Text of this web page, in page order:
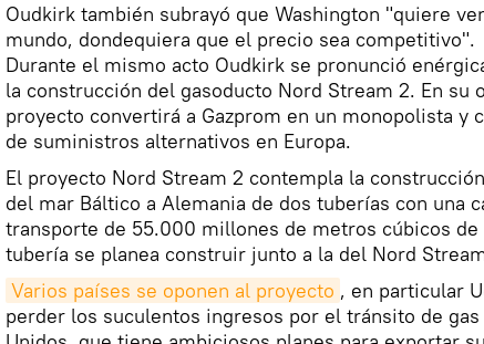
Oudkirk también subrayó que Washington "quiere
mundo, dondequiera que el precio sea competitivo".
Durante el mismo acto Oudkirk se pronunció
la construcción del gasoducto Nord Stream 2. En su
proyecto convertirá a Gazprom en un monopolista y
de suministros alternativos en Europa.
El proyecto Nord Stream 2 contempla la
del mar Báltico a Alemania de dos tuberías con una
transporte de 55.000 millones de metros cúbicos de
tubería se planea construir junto a la del Nord
Varios países se oponen al proyecto , en particular
perder los suculentos ingresos por el tránsito de gas